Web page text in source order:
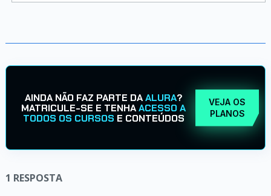
AINDA NÃO FAZ PARTE DAALURA?
MATRICULE-SE E TENHAACESSO A
TODOS OS CURSOS E CONTEÚDOS
VEJA OS
PLANOS
1 RESPOSTA